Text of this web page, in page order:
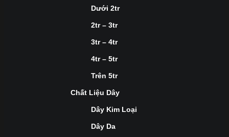
Dưới 2tr
2tr – 3tr
3tr – 4tr
4tr – 5tr
Trên 5tr
Chất Liệu Dây
Dây Kim Loại
Dây Da